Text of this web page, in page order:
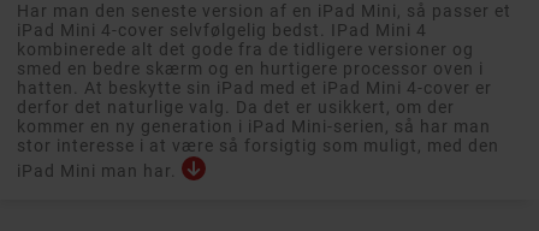
Har man den seneste version af en iPad Mini, så passer et
iPad Mini 4-cover selvfølgelig bedst. IPad Mini 4
kombinerede alt det gode fra de tidligere versioner og
smed en bedre skærm og en hurtigere processor oven i
hatten. At beskytte sin iPad med et iPad Mini 4-cover er
derfor det naturlige valg. Da det er usikkert, om der
kommer en ny generation i iPad Mini-serien, så har man
stor interesse i at være så forsigtig som muligt, med den
iPad Mini man har.